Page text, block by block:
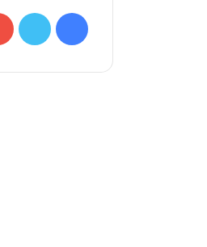
فيسبوك
تويتر